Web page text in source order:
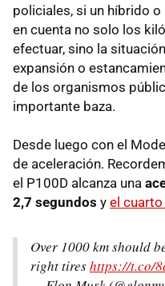
policiales, si un híbrido
en cuenta no solo los
efectuar, sino la
expansión o
de los organismos
importante baza.
Desde luego con el
de aceleración.
el P100D alcanza una
2,7 segundos y el
Over 1000 km should
right tireshttps://t.co/